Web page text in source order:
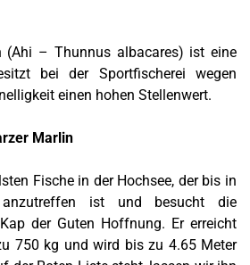
(Ahi – Thunnus albacares) ist eine
bei der Sportfischerei wegen
einen hohen Stellenwert.
Marlin
Fische in der Hochsee, der bis in
ist und besucht die
der Guten Hoffnung. Er erreicht
750 kg und wird bis zu 4.65 Meter